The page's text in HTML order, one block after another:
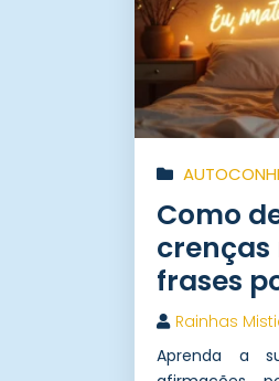
Como
frases
Rainhas
Aprenda a